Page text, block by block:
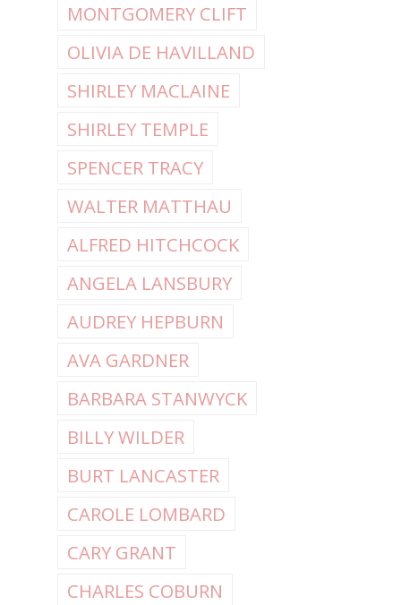
MONTGOMERY CLIFT
OLIVIA DE HAVILLAND
SHIRLEY MACLAINE
SHIRLEY TEMPLE
SPENCER TRACY
WALTER MATTHAU
ALFRED HITCHCOCK
ANGELA LANSBURY
AUDREY HEPBURN
AVA GARDNER
BARBARA STANWYCK
BILLY WILDER
BURT LANCASTER
CAROLE LOMBARD
CARY GRANT
CHARLES COBURN